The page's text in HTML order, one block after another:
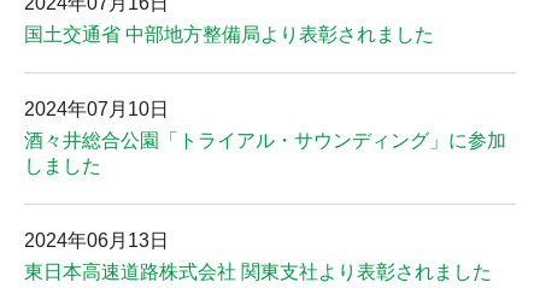
国土交通省 中部地方整備局より表彰されました
2024年07月10日
酒々井総合公園「トライアル・サウンディング」に参加
しました
2024年06月13日
東日本高速道路株式会社 関東支社より表彰されました